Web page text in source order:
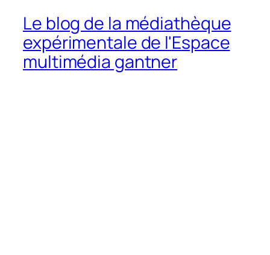
Le blog de la médiathèque
expérimentale de l'Espace
multimédia gantner